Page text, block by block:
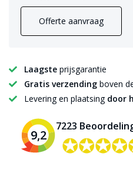
Offerte aanvraag
Laagste prijsgarantie
Gratis verzending boven
Levering en plaatsing door
9,2
7223